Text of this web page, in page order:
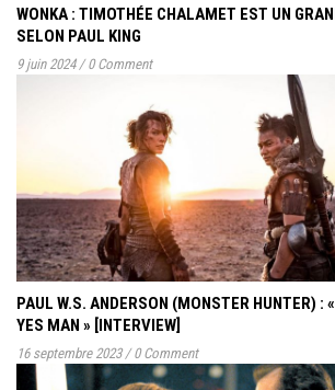
WONKA : TIMOTHÉE CHALAMET EST UN
SELON PAUL KING
9 juin 2024 / 0 Comment
PAUL W.S. ANDERSON (MONSTER HUNTER) :
YES MAN » [INTERVIEW]
16 septembre 2023 / 0 Comment